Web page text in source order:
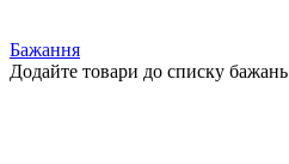
Бажання
Додайте товари до списку бажань